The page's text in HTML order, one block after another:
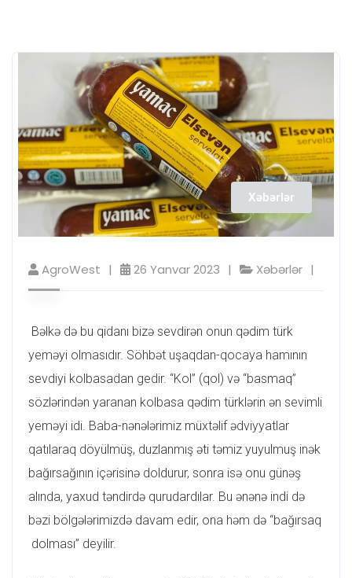
Xəbərlər
AgroWest 26 Yanvar 2023 Xəbərlər
Bəlkə də bu qidanı bizə sevdirən onun qədim türk
yeməyi olmasıdır. Söhbət uşaqdan-qocaya hamının
sevdiyi kolbasadan gedir. “Kol” (qol) və “basmaq”
sözlərindən yaranan kolbasa qədim türklərin ən sevimli
yeməyi idi. Baba-nənələrimiz müxtəlif ədviyyatlar
qatılaraq döyülmüş, duzlanmış əti təmiz yuyulmuş inək
bağırsağının içərisinə doldurur, sonra isə onu günəş
alında, yaxud təndirdə qurudardılar. Bu ənənə indi də
bəzi bölgələrimizdə davam edir, ona həm də “bağırsaq
dolması” deyilir.